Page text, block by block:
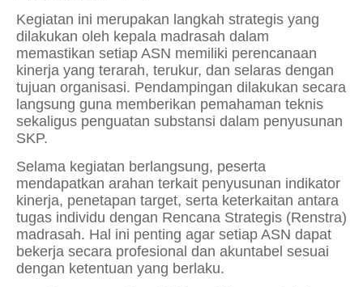
Kegiatan ini merupakan langkah strategis yang
dilakukan oleh kepala madrasah dalam
memastikan setiap ASN memiliki perencanaan
kinerja yang terarah, terukur, dan selaras dengan
tujuan organisasi. Pendampingan dilakukan secara
langsung guna memberikan pemahaman teknis
sekaligus penguatan substansi dalam penyusunan
SKP.
Selama kegiatan berlangsung, peserta
mendapatkan arahan terkait penyusunan indikator
kinerja, penetapan target, serta keterkaitan antara
tugas individu dengan Rencana Strategis (Renstra)
madrasah. Hal ini penting agar setiap ASN dapat
bekerja secara profesional dan akuntabel sesuai
dengan ketentuan yang berlaku.